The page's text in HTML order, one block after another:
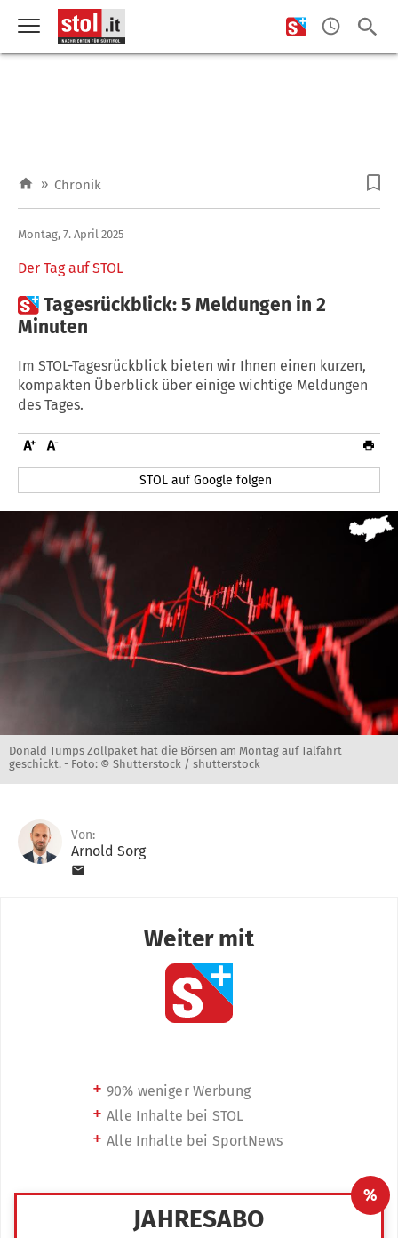
» Chronik
Der Tag auf STOL
Montag, 7. April 2025
Tagesrückblick: 5 Meldungen in 2
Minuten
Im STOL-Tagesrückblick bieten wir Ihnen einen kurzen,
kompakten Überblick über einige wichtige Meldungen
des Tages.
STOL auf Google folgen
Donald Tumps Zollpaket hat die Börsen am Montag auf Talfahrt
geschickt. - Foto: © Shutterstock / shutterstock
Von:
Arnold Sorg